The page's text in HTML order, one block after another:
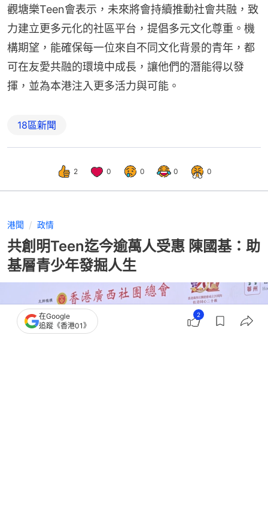
觀塘樂Teen會表示，未來將會持續推動社會共融，致
力建立更多元化的社區平台，提倡多元文化尊重。機
構期望，能確保每一位來自不同文化背景的青年，都
可在友愛共融的環境中成長，讓他們的潛能得以發
揮，並為本港注入更多活力與可能。
18區新聞
2 0 0 0 0
港聞 政情
共創明Teen迄今逾萬人受惠 陳國基：助
基層青少年發掘人生
在Google
追蹤《香港01》
2